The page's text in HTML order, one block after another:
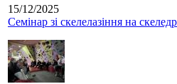
15/12/2025
Семінар зі скелелазіння на